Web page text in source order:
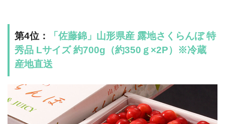
第4位：
「佐藤錦」山形県産 露地さくらんぼ 特
秀品 Lサイズ 約700g（約350ｇ×2P）※冷蔵
産地直送